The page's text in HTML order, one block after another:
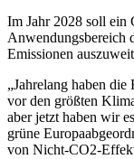
Im Jahr 2028 soll ein
Anwendungsbereich
Emissionen
„Jahrelang haben
vor den größten
aber jetzt haben wir
grüne
von Nicht-CO2-